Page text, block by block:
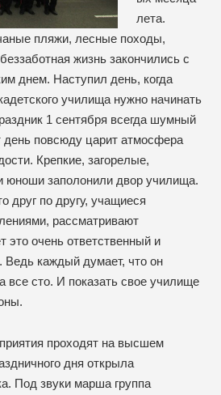
лета.
пляжи, лесные походы,
жизнь закончились с
днем. Наступил день, когда
училища нужно начинать
1 сентября всегда шумный
повсюду царит атмосфера
Крепкие, загорелые,
юноши заполонили двор училища.
друг по другу, учащиеся
рассматривают
это очень ответственный и
Ведь каждый думает, что он
все сто. И показать свое училище
проходят на высшем
дня открыла
Под звуки марша группа